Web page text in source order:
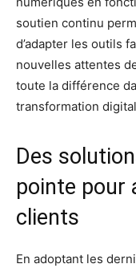
soutien continu
d’adapter les outils
nouvelles attentes
toute la différence
transformation
Des
pointe pour
clients
En adoptant les